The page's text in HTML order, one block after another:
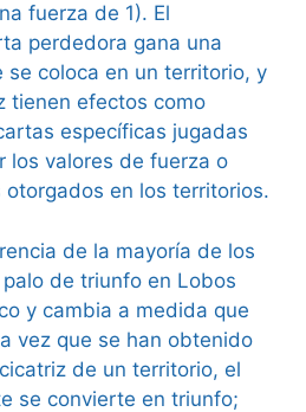
fuerza de 1). El
perdedora gana una
se coloca en un territorio, y
tienen efectos como
específicas jugadas
los valores de fuerza o
en los territorios.
de la mayoría de los
de triunfo en Lobos
y cambia a medida que
vez que se han obtenido
de un territorio, el
se convierte en triunfo;